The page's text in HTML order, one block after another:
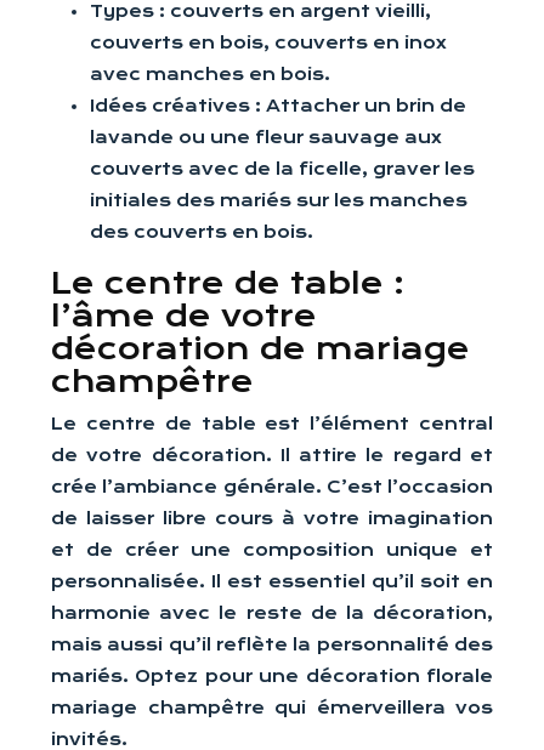
Types : couverts en argent vieilli,
couverts en bois, couverts en inox
avec manches en bois.
Idées créatives : Attacher un brin de
lavande ou une fleur sauvage aux
couverts avec de la ficelle, graver les
initiales des mariés sur les manches
des couverts en bois.
Le centre de table :
l’âme de votre
décoration de mariage
champêtre
Le centre de table est l’élément central
de votre décoration. Il attire le regard et
crée l’ambiance générale. C’est l’occasion
de laisser libre cours à votre imagination
et de créer une composition unique et
personnalisée. Il est essentiel qu’il soit en
harmonie avec le reste de la décoration,
mais aussi qu’il reflète la personnalité des
mariés. Optez pour une décoration florale
mariage champêtre qui émerveillera vos
invités.